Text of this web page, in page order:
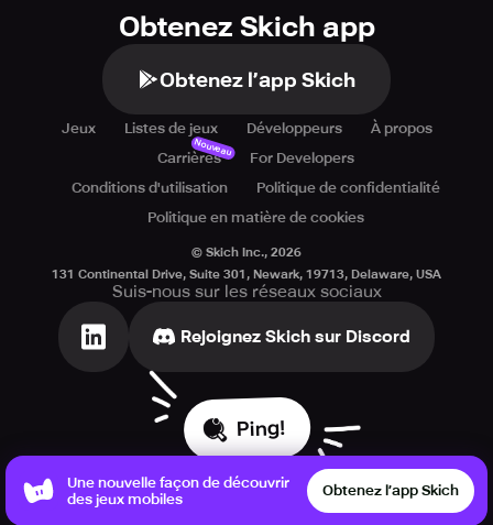
Obtenez Skich app
Obtenez l’app Skich
Jeux Listes de jeux Développeurs
À propos
Carrières
Nouveau
For Developers
Conditions d'utilisation
Politique de confidentialité
Politique en matière de cookies
© Skich Inc., 2026
131 Continental Drive, Suite 301, Newark, 19713, Delaware, USA
Suis-nous sur les réseaux sociaux
Rejoignez Skich sur Discord
Ping!
Une nouvelle façon de découvrir
des jeux mobiles
Obtenez l’app Skich